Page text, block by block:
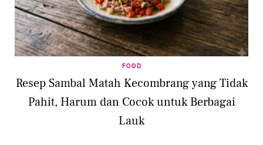
FOOD
Resep Sambal Matah Kecombrang yang Tidak
Pahit, Harum dan Cocok untuk Berbagai
Lauk